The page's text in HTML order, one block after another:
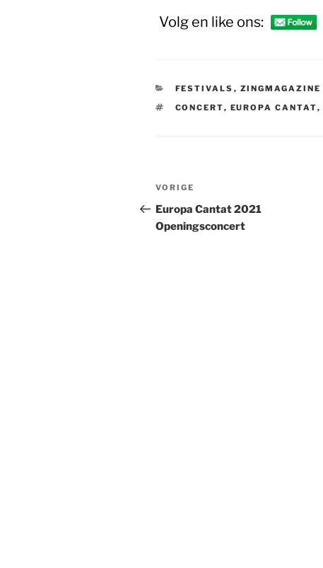
Volg en like ons:
CATEGORIEËN
FESTIVALS , ZINGMAGAZINE
TAGS
CONCERT, EUROPA CANTAT,
Bericht
navigatie
Vorig
bericht
VORIGE
Europa Cantat 2021
Openingsconcert